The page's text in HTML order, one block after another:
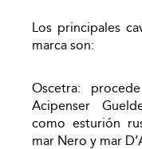
Los principales
marca son:
Oscetra:
Acipenser
como esturión
mar Nero y mar